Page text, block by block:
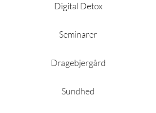
Digital Detox
Seminarer
Dragebjergård
Sundhed